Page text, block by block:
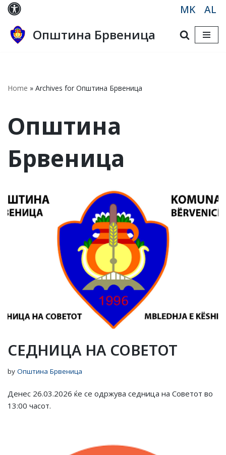
Skip
to
MK AL
Општина Брвеница
Home » Archives for Општина Брвеница
Општина
Брвеница
СЕДНИЦА НА СОВЕТОТ
by Општина Брвеница
Денес 26.03.2026 ќе се одржува седница на Советот во
13:00 часот.